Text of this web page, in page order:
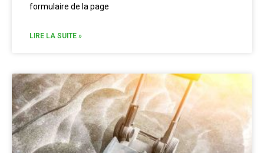
formulaire de la page
LIRE LA SUITE »